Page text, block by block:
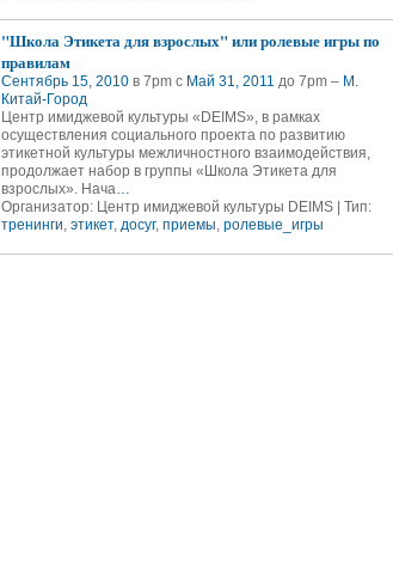
"Школа Этикета для взрослых" или ролевые игры по
правилам
Сентябрь 15, 2010в 7pm с Май 31, 2011 до 7pm – М.
Китай-Город
Центр имиджевой культуры «DEIMS», в рамках
осуществления социального проекта по развитию
этикетной культуры межличностного взаимодействия,
продолжает набор в группы «Школа Этикета для
взрослых». Нача…
Организатор: Центр имиджевой культуры DEIMS | Тип:
тренинги, этикет, досуг, приемы, ролевые_игры